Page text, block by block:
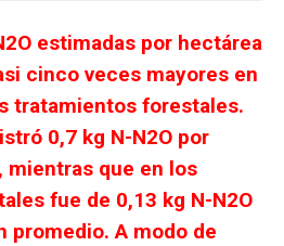
estimadas por hectárea
cinco veces mayores en
tratamientos forestales.
0,7 kg N-N2O por
mientras que en los
fue de 0,13 kg N-N2O
promedio. A modo de